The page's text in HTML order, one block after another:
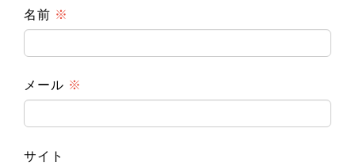
名前 ※
メール ※
サイト